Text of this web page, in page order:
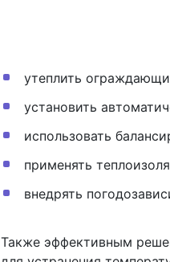
утеплить
установить
использовать
применять
внедрять
Также эффективным